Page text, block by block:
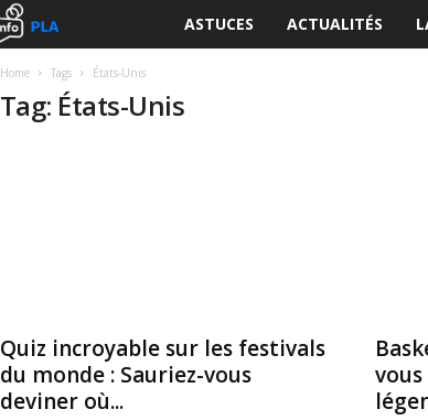
f
ASTUCES ACTUALITÉS
Home Tags États-Unis
Tag: États-Unis
Quiz incroyable sur les festivals
du monde : Sauriez-vous
deviner où...